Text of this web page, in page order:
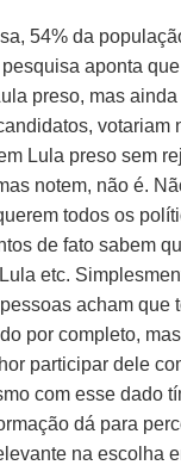
54% da
aponta
preso, mas ainda
votariam
Lula preso sem
notem, não é.
todos os
de fato sabem
etc.
acham que
por completo,
participar dele
com esse dado
dá para
na escolha